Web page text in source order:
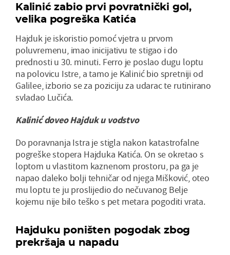
Kalinić zabio prvi povratnički gol,
velika pogreška Katića
Hajduk je iskoristio pomoć vjetra u prvom
poluvremenu, imao inicijativu te stigao i do
prednosti u 30. minuti. Ferro je poslao dugu loptu
na polovicu Istre, a tamo je Kalinić bio spretniji od
Galilee, izborio se za poziciju za udarac te rutinirano
svladao Lučića.
Kalinić doveo Hajduk u vodstvo
Do poravnanja Istra je stigla nakon katastrofalne
pogreške stopera Hajduka Katića. On se okretao s
loptom u vlastitom kaznenom prostoru, pa ga je
napao daleko bolji tehničar od njega Mišković, oteo
mu loptu te ju proslijedio do nečuvanog Belje
kojemu nije bilo teško s pet metara pogoditi vrata.
Hajduku poništen pogodak zbog
prekršaja u napadu